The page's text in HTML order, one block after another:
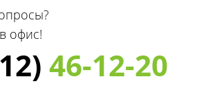
офис!
46-12-20